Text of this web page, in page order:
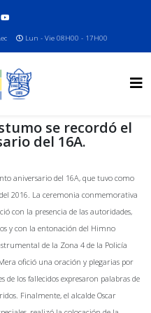
Lun - Vie 08H00 - 17H00
se recordó el
del 16A.
aniversario del 16A, que tuvo como
2016. La ceremonia conmemorativa
con la presencia de las autoridades,
y con la entonación del Himno
de la Zona 4 de la Policía
ofició una oración y plegarias por
de los fallecidos expresaron palabras de
Finalmente, el alcalde Oscar